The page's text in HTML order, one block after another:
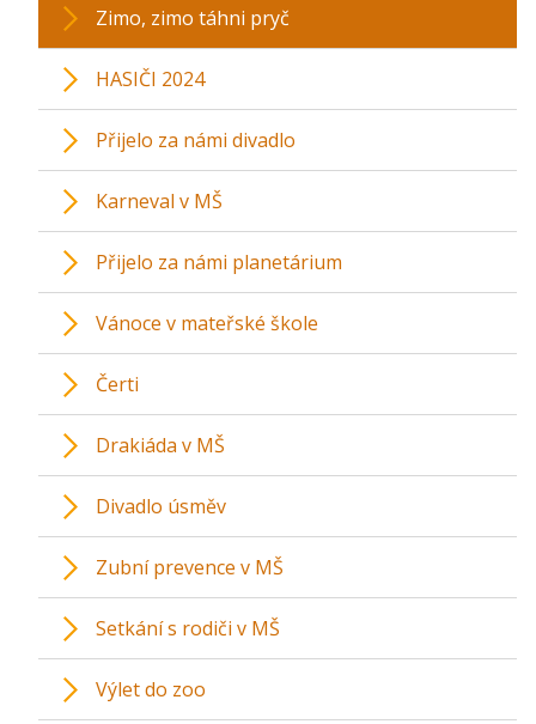
Zimo, zimo táhni pryč
HASIČI 2024
Přijelo za námi divadlo
Karneval v MŠ
Přijelo za námi planetárium
Vánoce v mateřské škole
Čerti
Drakiáda v MŠ
Divadlo úsměv
Zubní prevence v MŠ
Setkání s rodiči v MŠ
Výlet do zoo